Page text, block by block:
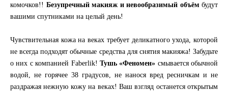
комочков!! Безупречный макияж и невообразимый объём будут
вашими спутниками на целый день!
Чувствительная кожа на веках требует деликатного ухода, которой
не всегда подходят обычные средства для снятия макияжа! Забудьте
о них с компанией Faberlik! Тушь «Феномен» смывается обычной
водой, не горячее 38 градусов, не нанося вред ресничкам и не
раздражая нежную кожу на веках! Ваш взгляд останется открытым